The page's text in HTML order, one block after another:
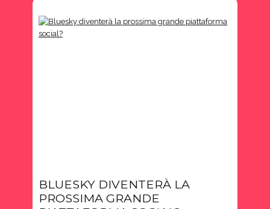
BLUESKY DIVENTERÀ LA
PROSSIMA GRANDE